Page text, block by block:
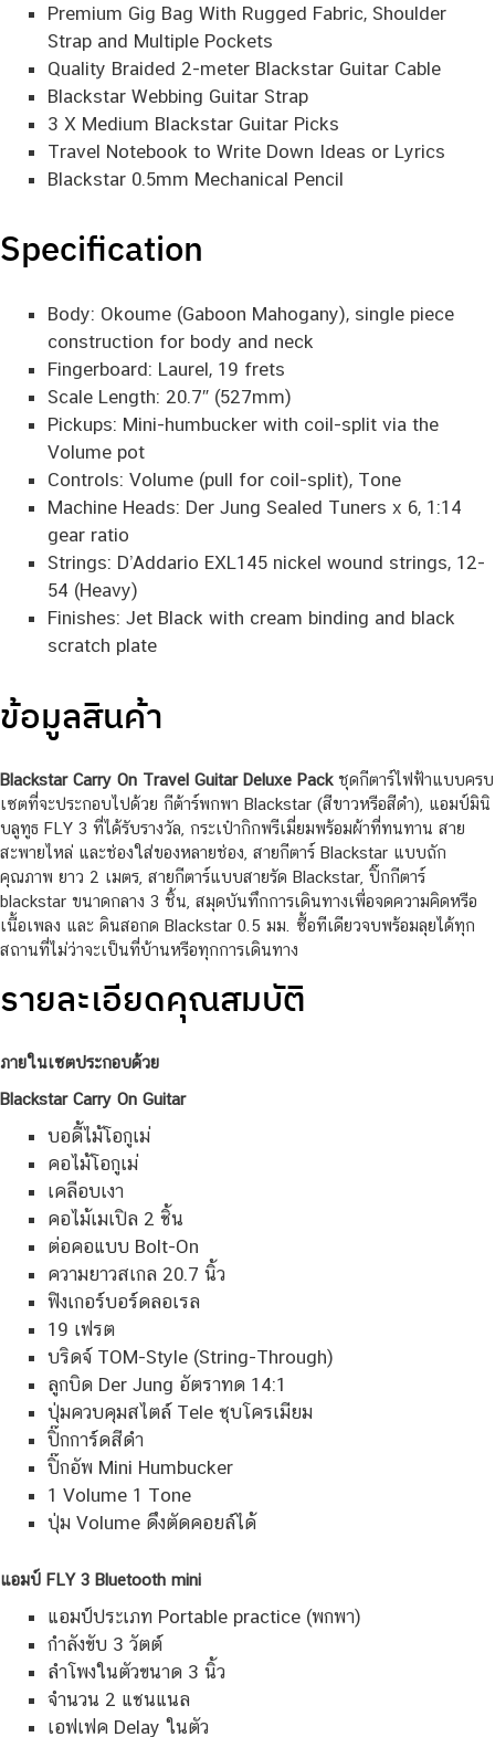
Premium Gig Bag With Rugged Fabric, Shoulder
Strap and Multiple Pockets
Quality Braided 2-meter Blackstar Guitar Cable
Blackstar Webbing Guitar Strap
3 X Medium Blackstar Guitar Picks
Travel Notebook to Write Down Ideas or Lyrics
Blackstar 0.5mm Mechanical Pencil
Specification
Body: Okoume (Gaboon Mahogany), single piece
construction for body and neck
Fingerboard: Laurel, 19 frets
Scale Length: 20.7″ (527mm)
Pickups: Mini-humbucker with coil-split via the
Volume pot
Controls: Volume (pull for coil-split), Tone
Machine Heads: Der Jung Sealed Tuners x 6, 1:14
gear ratio
Strings: D’Addario EXL145 nickel wound strings, 12-
54 (Heavy)
Finishes: Jet Black with cream binding and black
scratch plate
ข้อมูลสินค้า
Blackstar Carry On Travel Guitar Deluxe Packชุดกีตาร์ไฟฟ้าแบบครบ
เซตที่จะประกอบไปด้วย กีต้าร์พกพา Blackstar (สีขาวหรือสีดำ), แอมป์มินิ
บลูทูธ FLY 3 ที่ได้รับรางวัล, กระเป๋ากิกพรีเมี่ยมพร้อมผ้าที่ทนทาน สาย
สะพายไหล่ และช่องใส่ของหลายช่อง, สายกีตาร์ Blackstar แบบถัก
คุณภาพ ยาว 2 เมตร, สายกีตาร์แบบสายรัด Blackstar, ปิ๊กกีตาร์
blackstar ขนาดกลาง 3 ชิ้น, สมุดบันทึกการเดินทางเพื่อจดความคิดหรือ
เนื้อเพลง และ ดินสอกด Blackstar 0.5 มม. ซื้อทีเดียวจบพร้อมลุยได้ทุก
สถานที่ไม่ว่าจะเป็นที่บ้านหรือทุกการเดินทาง
รายละเอียดคุณสมบัติ
ภายในเซตประกอบด้วย
Blackstar Carry On Guitar
บอดี้ไม้โอกูเม่
คอไม้โอกูเม่
เคลือบเงา
คอไม้เมเปิล 2 ชิ้น
ต่อคอแบบ Bolt-On
ความยาวสเกล 20.7 นิ้ว
ฟิงเกอร์บอร์ดลอเรล
19 เฟรต
บริดจ์ TOM-Style (String-Through)
ลูกบิด Der Jung อัตราทด 14:1
ปุ่มควบคุมสไตล์ Tele ชุบโครเมียม
ปิ๊กการ์ดสีดำ
ปิ๊กอัพ Mini Humbucker
1 Volume 1 Tone
ปุ่ม Volume ดึงตัดคอยล์ได้
แอมป์ FLY 3 Bluetooth mini
แอมป์ประเภท Portable practice (พกพา)
กำลังขับ 3 วัตต์
ลำโพงในตัวขนาด 3 นิ้ว
จำนวน 2 แชนแนล
เอฟเฟค Delay ในตัว